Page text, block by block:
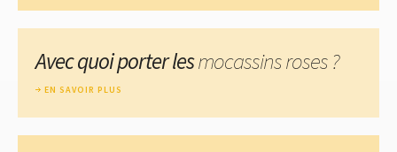
Avec quoi porter lesmocassins roses ?
EN SAVOIR PLUS